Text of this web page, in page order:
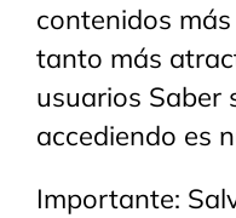
contenidos
tanto más
usuarios Saber
accediendo es
Importante: